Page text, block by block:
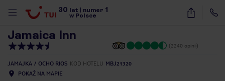
30 lat numer 1
w Polsce
23
Jamaica Inn
(2240 opinii)
JAMAJKA OCHO RIOS KOD HOTELU MBJ21320
POKAŻ NA MAPIE